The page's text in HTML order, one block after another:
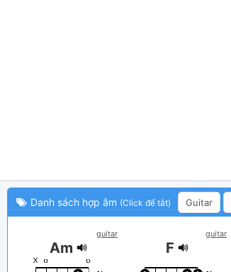
Danh sách hợp âm (Click để tắt) Guitar
guitar
Am
guitar
F